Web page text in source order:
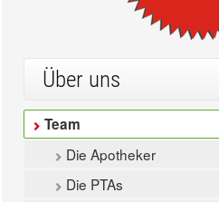
Über uns
Team
Die Apotheker
Die PTAs